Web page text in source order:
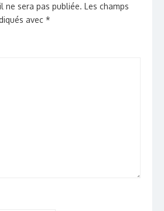
ne sera pas publiée. Les champs
avec *